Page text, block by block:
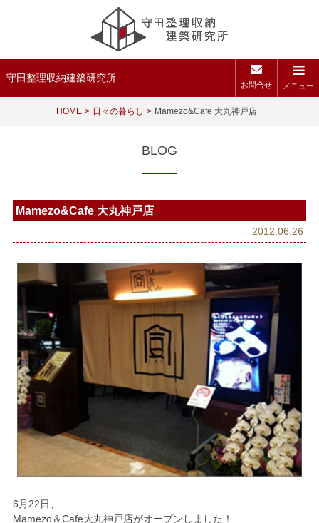
守田整理収納建築研究所
お問合せ メニュー
HOME 日々の暮らし Mamezo&Cafe 大丸神戸店
BLOG
Mamezo&Cafe 大丸神戸店
2012.06.26
6月22日、
Mamezo＆Cafe大丸神戸店がオープンしました！